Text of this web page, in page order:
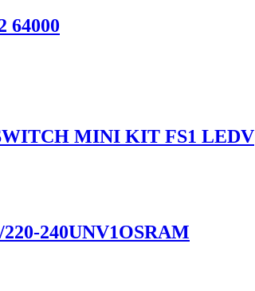
64000
MINI KIT FS1 LEDV
240UNV1OSRAM